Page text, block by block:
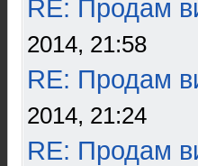
RE: Продам
2014, 21:58
RE: Продам
2014, 21:24
RE: Продам